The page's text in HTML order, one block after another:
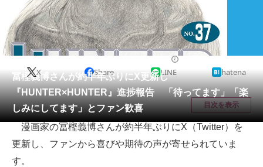
グルメ 地域
住まい 教育・育児
動物 リサーチ
会員記事
メディア
注目記事を集めた総合ページ
ITの今と未来を見通す
冨樫義博さんが約半年ぶりにX更新し
『HUNTER×HUNTER』進捗報告 「待ってます」「楽
しみにしてます」とファン歓喜
X Share LINE hatena
目次を表示
漫画家の冨樫義博さんが約半年ぶりにX（Twitter）を
更新し、ファンから喜びや期待の声が寄せられていま
す。